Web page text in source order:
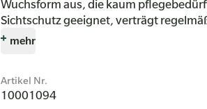
Wuchsform aus, die kaum
Sichtschutz geeignet, verträgt
mehr
Artikel Nr.
10001094